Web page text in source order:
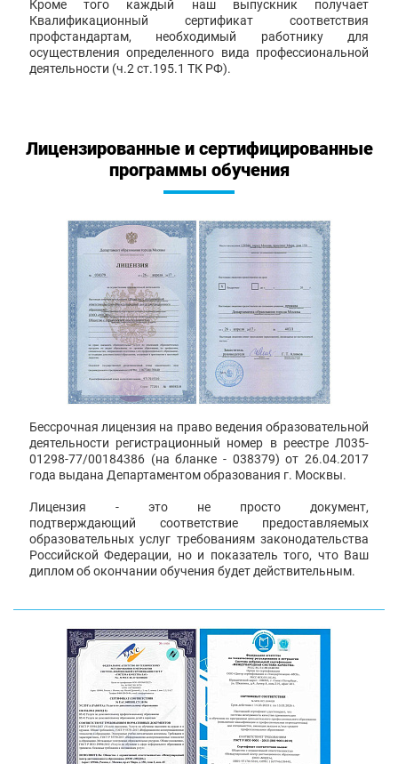
Кроме того каждый наш выпускник получает
Квалификационный сертификат соответствия
профстандартам, необходимый работнику для
осуществления определенного вида профессиональной
деятельности (ч.2 ст.195.1 ТК РФ).
Лицензированные и сертифицированные
программы обучения
Бессрочная лицензия на право ведения образовательной
деятельности регистрационный номер в реестре Л035-
01298-77/00184386 (на бланке - 038379) от 26.04.2017
года выдана Департаментом образования г. Москвы.
Лицензия - это не просто документ,
подтверждающий соответствие предоставляемых
образовательных услуг требованиям законодательства
Российской Федерации, но и показатель того, что Ваш
диплом об окончании обучения будет действительным.